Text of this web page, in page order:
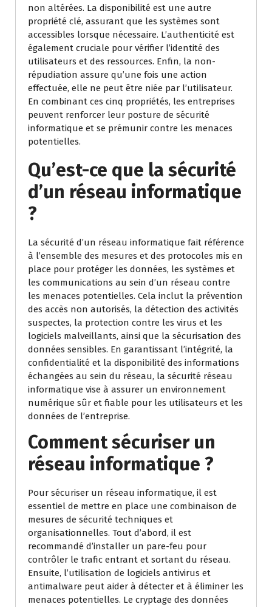
non altérées. La disponibilité est une autre
propriété clé, assurant que les systèmes sont
accessibles lorsque nécessaire. L’authenticité est
également cruciale pour vérifier l’identité des
utilisateurs et des ressources. Enfin, la non-
répudiation assure qu’une fois une action
effectuée, elle ne peut être niée par l’utilisateur.
En combinant ces cinq propriétés, les entreprises
peuvent renforcer leur posture de sécurité
informatique et se prémunir contre les menaces
potentielles.
Qu’est-ce que la sécurité
d’un réseau informatique
?
La sécurité d’un réseau informatique fait référence
à l’ensemble des mesures et des protocoles mis en
place pour protéger les données, les systèmes et
les communications au sein d’un réseau contre
les menaces potentielles. Cela inclut la prévention
des accès non autorisés, la détection des activités
suspectes, la protection contre les virus et les
logiciels malveillants, ainsi que la sécurisation des
données sensibles. En garantissant l’intégrité, la
confidentialité et la disponibilité des informations
échangées au sein du réseau, la sécurité réseau
informatique vise à assurer un environnement
numérique sûr et fiable pour les utilisateurs et les
données de l’entreprise.
Comment sécuriser un
réseau informatique ?
Pour sécuriser un réseau informatique, il est
essentiel de mettre en place une combinaison de
mesures de sécurité techniques et
organisationnelles. Tout d’abord, il est
recommandé d’installer un pare-feu pour
contrôler le trafic entrant et sortant du réseau.
Ensuite, l’utilisation de logiciels antivirus et
antimalware peut aider à détecter et à éliminer les
menaces potentielles. Le cryptage des données